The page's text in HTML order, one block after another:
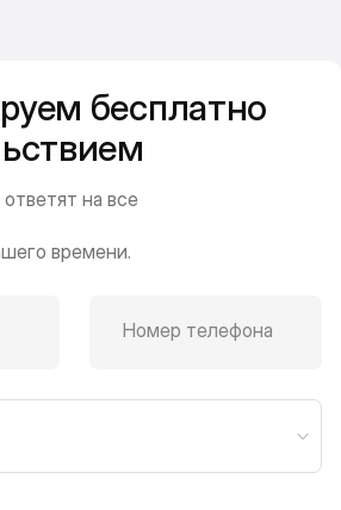
бесплатно
на все
времени.
Номер телефона